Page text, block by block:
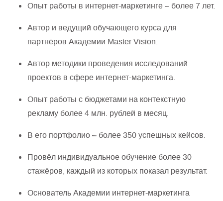
Опыт работы в интернет-маркетинге – более 7 лет.
Автор и ведущий обучающего курса для
партнёров Академии Master Vision.
Автор методики проведения исследований
проектов в сфере интернет-маркетинга.
Опыт работы с бюджетами на контекстную
рекламу более 4 млн. рублей в месяц.
В его портфолио – более 350 успешных кейсов.
Провёл индивидуальное обучение более 30
стажёров, каждый из которых показал результат.
Основатель Академии интернет-маркетинга